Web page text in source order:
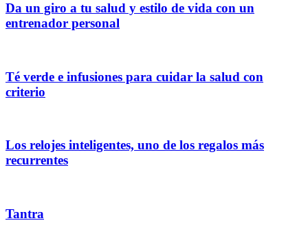
Da un giro a tu salud y estilo de vida con un
entrenador personal
Té verde e infusiones para cuidar la salud con
criterio
Los relojes inteligentes, uno de los regalos más
recurrentes
Tantra